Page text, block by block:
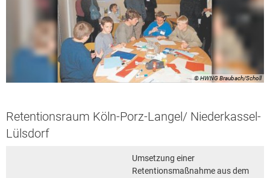
© HWNG Braubach/Scholl
Retentionsraum Köln-Porz-Langel/ Niederkassel-
Lülsdorf
Umsetzung einer
Retentionsmaßnahme aus dem